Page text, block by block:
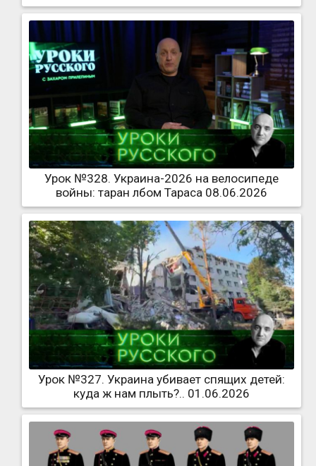
Урок №328. Украина-2026 на велосипеде
войны: таран лбом Тараса 08.06.2026
Урок №327. Украина убивает спящих детей:
куда ж нам плыть?.. 01.06.2026